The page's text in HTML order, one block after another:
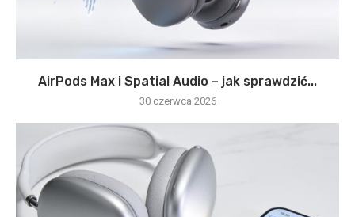
AirPods Max i Spatial Audio – jak sprawdzić...
30 czerwca 2026